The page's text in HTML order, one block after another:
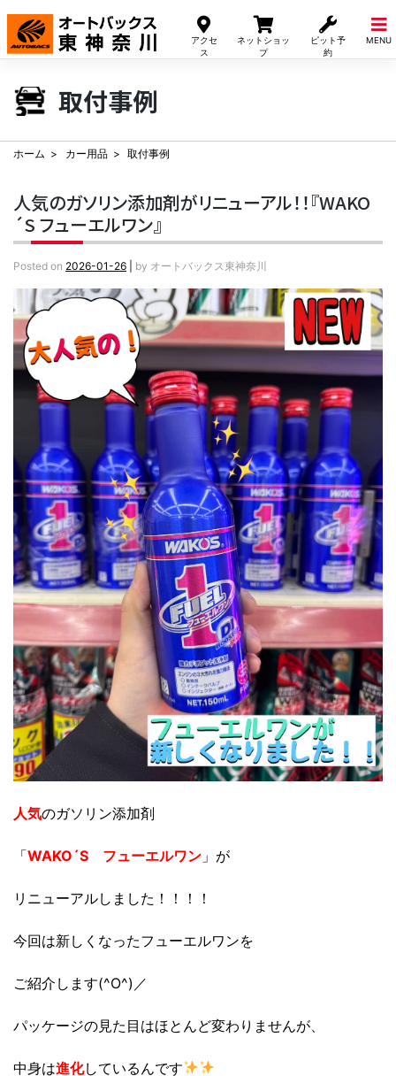
アクセ
ス
ネットショッ
プ
ピット予
約
MENU
Skip
content
取付事例
ホーム カー用品 取付事例
人気のガソリン添加剤がリニューアル！！『WAKO
´S フューエルワン』
Posted on 2026-01-26 by オートバックス東神奈川
人気のガソリン添加剤
「WAKO´S フューエルワン 」が
リニューアルしました！！！！
今回は新しくなったフューエルワンを
ご紹介します(^O^)／
パッケージの見た目はほとんど変わりませんが、
中身は進化しているんです